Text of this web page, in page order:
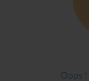
Oops !